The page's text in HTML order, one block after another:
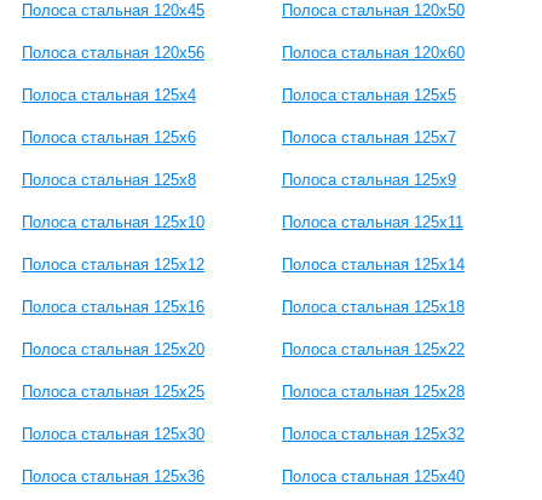
Полоса стальная 120x45 Полоса стальная 120x50
Полоса стальная 120x56 Полоса стальная 120x60
Полоса стальная 125x4 Полоса стальная 125x5
Полоса стальная 125x6 Полоса стальная 125x7
Полоса стальная 125x8 Полоса стальная 125x9
Полоса стальная 125x10 Полоса стальная 125x11
Полоса стальная 125x12 Полоса стальная 125x14
Полоса стальная 125x16 Полоса стальная 125x18
Полоса стальная 125x20 Полоса стальная 125x22
Полоса стальная 125x25 Полоса стальная 125x28
Полоса стальная 125x30 Полоса стальная 125x32
Полоса стальная 125x36 Полоса стальная 125x40